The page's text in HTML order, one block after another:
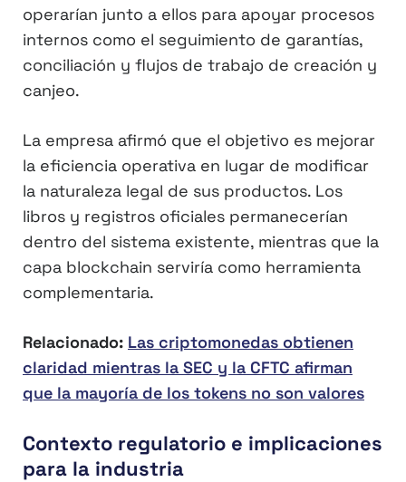
operarían junto a ellos para apoyar procesos
internos como el seguimiento de garantías,
conciliación y flujos de trabajo de creación y
canjeo.
La empresa afirmó que el objetivo es mejorar
la eficiencia operativa en lugar de modificar
la naturaleza legal de sus productos. Los
libros y registros oficiales permanecerían
dentro del sistema existente, mientras que la
capa blockchain serviría como herramienta
complementaria.
Relacionado: Las criptomonedas obtienen
claridad mientras la SEC y la CFTC afirman
que la mayoría de los tokens no son valores
Contexto regulatorio e implicaciones
para la industria